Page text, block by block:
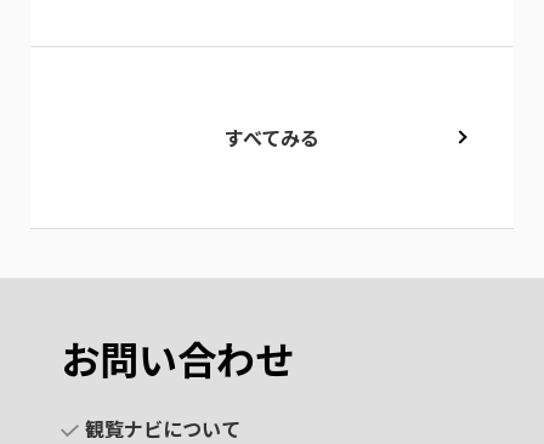
すべてみる
お問い合わせ
観覧ナビについて